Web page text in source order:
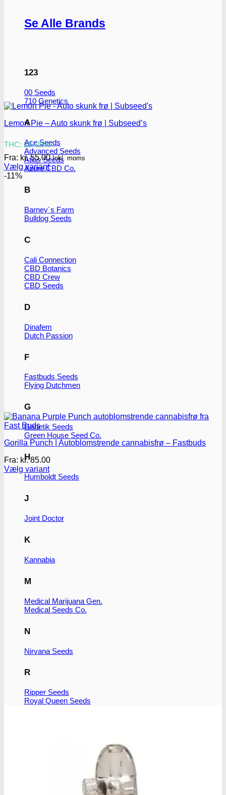
Se Alle Brands
123
00 Seeds
710 Genetics
A
Ace Seeds
Advanced Seeds
Atlas Seeds
Azure CBD Co.
B
Barney´s Farm
Bulldog Seeds
C
Cali Connection
CBD Botanics
CBD Crew
CBD Seeds
D
Dinafem
Dutch Passion
F
Fastbuds Seeds
Flying Dutchmen
G
Genetik Seeds
Green House Seed Co.
H
Humboldt Seeds
J
Joint Doctor
K
Kannabia
M
Medical Marijuana Gen.
Medical Seeds Co.
N
Nirvana Seeds
R
Ripper Seeds
Royal Queen Seeds
Lemon Pie – Auto skunk frø | Subseed’s
THC: 22–25%
Fra: kr.55.00 Inkl. moms
Vælg variant
Dette
varianter.
Mulighederne
vælges
varesiden
-11%
Gorilla Punch | Autoblomstrende cannabisfrø – Fastbuds
Fra: kr.85.00
Vælg variant
varianter.
Mulighederne
vælges
varesiden